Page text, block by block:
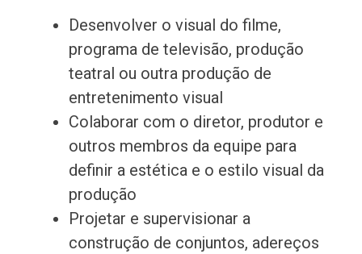
Desenvolver o visual do filme,
programa de televisão, produção
teatral ou outra produção de
entretenimento visual
Colaborar com o diretor, produtor e
outros membros da equipe para
definir a estética e o estilo visual da
produção
Projetar e supervisionar a
construção de conjuntos, adereços